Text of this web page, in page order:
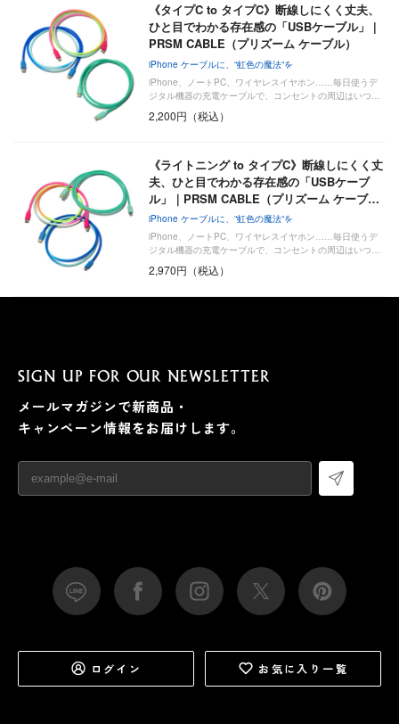
《タイプC to タイプC》断線しにくく丈夫、
ひと目でわかる存在感の「USBケーブル」 |
PRSM CABLE（プリズーム ケーブル）
iPhone ケーブルに、“虹色の魔法“を
iPhone、ノートPC、ワイヤレスイヤホン……毎日使うデ
ジタル機器の充電ケーブルで、コンセントの周辺はいつ…
2,200円（税込）
《ライトニング to タイプC》断線しにくく丈
夫、ひと目でわかる存在感の「USBケーブ
ル」｜PRSM CABLE（プリズーム ケーブ…
iPhone ケーブルに、“虹色の魔法“を
iPhone、ノートPC、ワイヤレスイヤホン……毎日使うデ
ジタル機器の充電ケーブルで、コンセントの周辺はいつ…
2,970円（税込）
SIGN UP FOR OUR NEWSLETTER
メールマガジンで新商品・
キャンペーン情報をお届けします。
ログイン お気に入り一覧